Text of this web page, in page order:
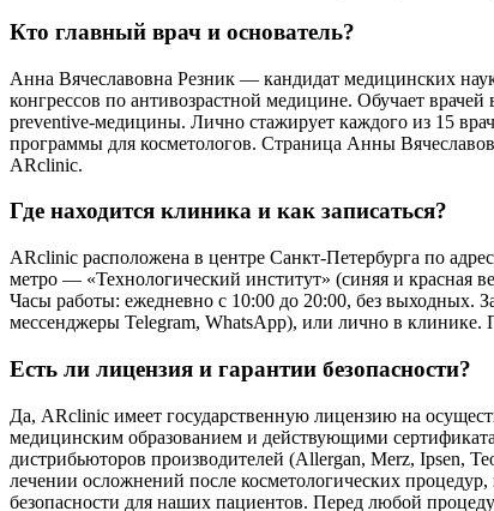
Кто главный врач и основатель?
Анна Вячеславовна Резник — кандидат медицинских
конгрессов по антивозрастной медицине. Обучает
preventive-медицины. Лично стажирует каждого из 15
программы для косметологов. Страница Анны
ARclinic.
Где находится клиника и как записаться?
ARclinic расположена в центре Санкт-Петербурга по
метро — «Технологический институт» (синяя и
Часы работы: ежедневно с 10:00 до 20:00, без выходных.
мессенджеры Telegram, WhatsApp), или лично в
Есть ли лицензия и гарантии безопасности?
Да, ARclinic имеет государственную лицензию на
медицинским образованием и действующими
дистрибьюторов производителей (Allergan, Merz, Ipsen,
лечении осложнений после косметологических
безопасности для наших пациентов. Перед любой